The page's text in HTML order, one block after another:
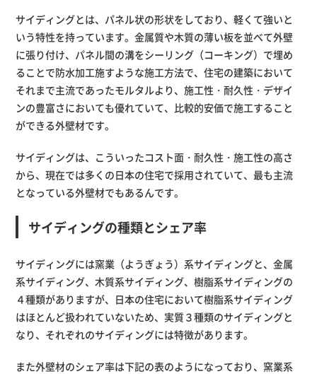
サイディングとは、パネル状の形状をしており、軽くて強いと
いう特性を持っています。金属質や木質の薄い板を並べて外壁
に張り付け、パネル間の溝をシーリング（コーキング）で埋め
ることで防水加工施すような施工方法で、住宅の建築において
それまで主流であったモルタルより、施工性・耐久性・デザイ
ンの豊富さにおいても優れていて、比較的安価で施工すること
ができる外壁材です。
サイディングは、こういったコスト面・耐久性・施工性の高さ
から、現在では多くの日本の住宅で採用されていて、最も主流
となっている外壁材でもあるんです。
サイディングの種類とシェア率
サイディングには窯業（ようぎょう）系サイディングと、金属
系サイディング、木質系サイディング、樹脂系サイディングの
４種類がありますが、日本の住宅において樹脂系サイディング
はほとんど扱われていないため、実質３種類のサイディングと
なり、それぞれのサイディングには特徴があります。
また外壁材のシェア率は下記の表のようになっており、窯業系